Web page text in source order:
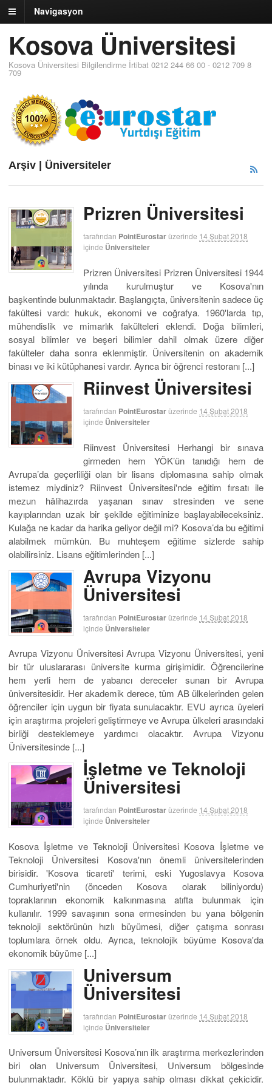
Navigasyon
Kosova Üniversitesi
Kosova Üniversitesi Bilgilendirme İrtibat 0212 244 66 00 - 0212 709 8
709
Arşiv | Üniversiteler
Prizren Üniversitesi
tarafından PointEurostarüzerinde 14 Şubat 2018
içinde Üniversiteler
Prizren Üniversitesi Prizren Üniversitesi 1944
yılında kurulmuştur ve Kosova'nın
başkentinde bulunmaktadır. Başlangıçta, üniversitenin sadece üç
fakültesi vardı: hukuk, ekonomi ve coğrafya. 1960'larda tıp,
mühendislik ve mimarlık fakülteleri eklendi. Doğa bilimleri,
sosyal bilimler ve beşeri bilimler dahil olmak üzere diğer
fakülteler daha sonra eklenmiştir. Üniversitenin on akademik
binası ve iki kütüphanesi vardır. Ayrıca bir öğrenci restoranı [...]
Riinvest Üniversitesi
tarafından PointEurostarüzerinde 14 Şubat 2018
içinde Üniversiteler
Riinvest Üniversitesi Herhangi bir sınava
girmeden hem YÖK’ün tanıdığı hem de
Avrupa’da geçerliliği olan bir lisans diplomasına sahip olmak
istemez miydiniz? Riinvest Üniversitesi'nde eğitim fırsatı ile
mezun hâlihazırda yaşanan sınav stresinden ve sene
kayıplarından uzak bir şekilde eğitiminize başlayabileceksiniz.
Kulağa ne kadar da harika geliyor değil mi? Kosova’da bu eğitimi
alabilmek mümkün. Bu muhteşem eğitime sizlerde sahip
olabilirsiniz. Lisans eğitimlerinden [...]
Avrupa Vizyonu
Üniversitesi
tarafından PointEurostarüzerinde 14 Şubat 2018
içinde Üniversiteler
Avrupa Vizyonu Üniversitesi Avrupa Vizyonu Üniversitesi, yeni
bir tür uluslararası üniversite kurma girişimidir. Öğrencilerine
hem yerli hem de yabancı dereceler sunan bir Avrupa
üniversitesidir. Her akademik derece, tüm AB ülkelerinden gelen
öğrenciler için uygun bir fiyata sunulacaktır. EVU ayrıca üyeleri
için araştırma projeleri geliştirmeye ve Avrupa ülkeleri arasındaki
birliği desteklemeye yardımcı olacaktır. Avrupa Vizyonu
Üniversitesinde [...]
İşletme ve Teknoloji
Üniversitesi
tarafından PointEurostarüzerinde 14 Şubat 2018
içinde Üniversiteler
Kosova İşletme ve Teknoloji Üniversitesi Kosova İşletme ve
Teknoloji Üniversitesi Kosova'nın önemli üniversitelerinden
birisidir. 'Kosova ticareti' terimi, eski Yugoslavya Kosova
Cumhuriyeti'nin (önceden Kosova olarak biliniyordu)
topraklarının ekonomik kalkınmasına atıfta bulunmak için
kullanılır. 1999 savaşının sona ermesinden bu yana bölgenin
teknoloji sektörünün hızlı büyümesi, diğer çatışma sonrası
toplumlara örnek oldu. Ayrıca, teknolojik büyüme Kosova'da
ekonomik büyüme [...]
Universum
Üniversitesi
tarafından PointEurostarüzerinde 14 Şubat 2018
içinde Üniversiteler
Universum Üniversitesi Kosova’nın ilk araştırma merkezlerinden
biri olan Universum Üniversitesi, Universum bölgesinde
bulunmaktadır. Köklü bir yapıya sahip olması dikkat çekicidir.